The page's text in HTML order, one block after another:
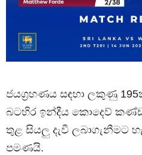
ජයග්‍රහණය සඳහා ලකුණු
බටහිර ඉන්දීය කොදෙව්
තුළ සියලු දැවී ලබාගැනීමට
පමණයි.